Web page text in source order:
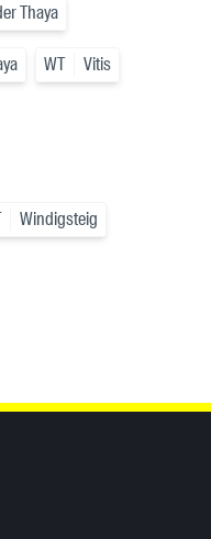
Thaya
WT Vitis
Windigsteig